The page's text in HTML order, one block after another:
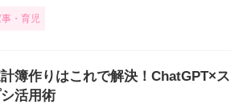
・育児
簿作りはこれで解決！ChatGPT×ス
活用術